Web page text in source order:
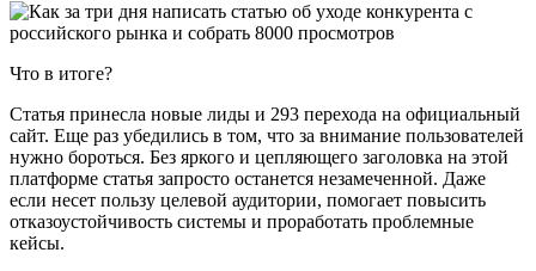
Что в итоге?
Статья принесла новые лиды и 293 перехода на официальный
сайт. Еще раз убедились в том, что за внимание пользователей
нужно бороться. Без яркого и цепляющего заголовка на этой
платформе статья запросто останется незамеченной. Даже
если несет пользу целевой аудитории, помогает повысить
отказоустойчивость системы и проработать проблемные
кейсы.